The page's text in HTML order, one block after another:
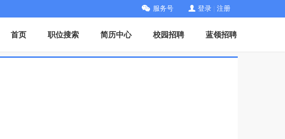
服务号 登录 注册
首页 职位搜索 简历中心 校园招聘 蓝领招聘